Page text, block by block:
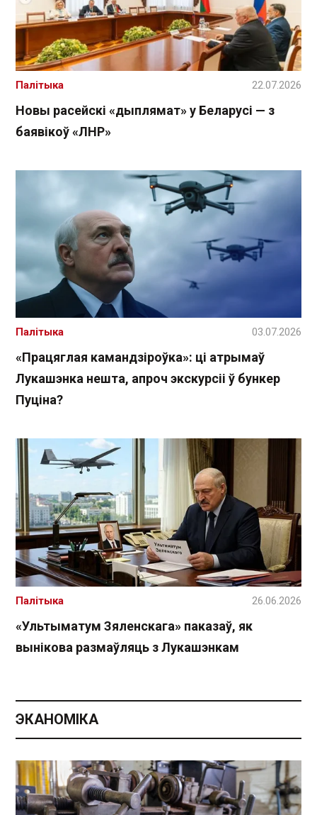
Новы расейскі «дыплямат» у Беларусі — з
баявікоў «ЛНР»
Палітыка 22.07.2026
«Працяглая камандзіроўка»: ці атрымаў
Лукашэнка нешта, апроч экскурсіі ў бункер
Пуціна?
Палітыка 03.07.2026
«Ультыматум Зяленскага» паказаў, як
вынікова размаўляць з Лукашэнкам
Палітыка 26.06.2026
ЭКАНОМІКА